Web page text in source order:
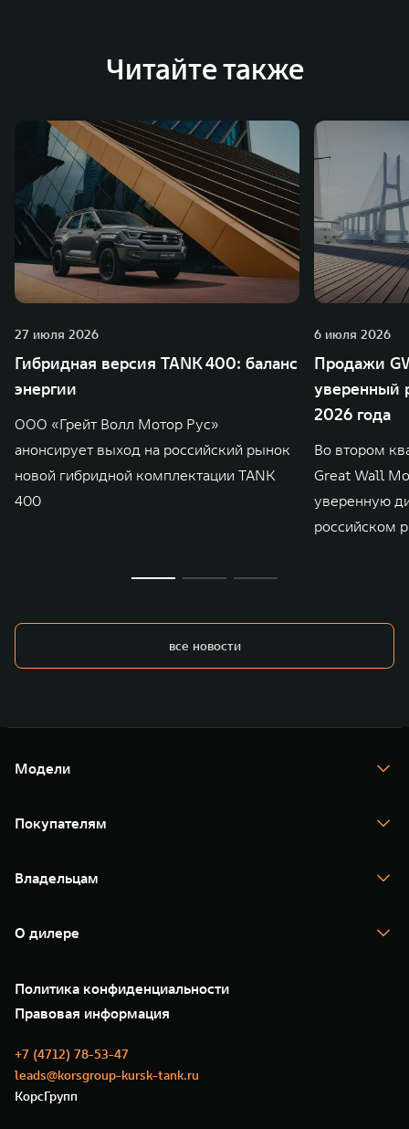
зарубежных – в России, Таиланде, Бразилии и Индии, а
Читайте также
27 июля 2026
Гибридная версия TANK 400: баланс
энергии
ООО «Грейт Волл Мотор Рус»
анонсирует выход на российский рынок
новой гибридной комплектации TANK
400
6 июля 2026
Продажи
уверенный
2026 года
Во втором
Great Wall
уверенную
российском
все новости
Модели
TANK 400
TANK 500
Покупателям
Тест-драйв
TANK Финансы
Корпоративным клиентам
Зарядные станции
Владельцам
Помощь на дороге
Новые цифровые сервисы TANK
Сервис
Нулевое ТО
Моторные масла
О дилере
35 лет GWM
GWM ТЕХ ДЕНЬ
Новости
Политика конфиденциальности
Правовая информация
+7 (4712) 78-53-47
leads@korsgroup-kursk-tank.ru
КорсГрупп